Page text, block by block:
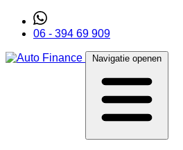
06 - 394 69 909
Navigatie openen